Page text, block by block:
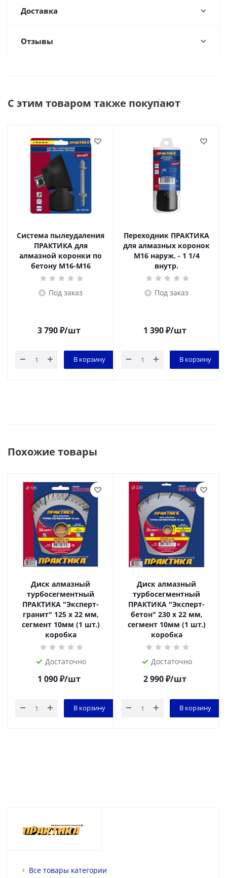
Доставка
Отзывы
С этим товаром также покупают
Система пылеудаления
ПРАКТИКА для
алмазной коронки по
бетону М16-М16
Под заказ
3 790₽/шт
В корзину
Переходник ПРАКТИКА
для алмазных коронок
M16 наруж. - 1 1/4
внутр.
Под заказ
1 390₽/шт
В корзину
Похожие товары
Диск алмазный
турбосегментный
ПРАКТИКА "Эксперт-
гранит" 125 х 22 мм,
сегмент 10мм (1 шт.)
коробка
Достаточно
1 090₽/шт
В корзину
Диск алмазный
турбосегментный
ПРАКТИКА "Эксперт-
бетон" 230 х 22 мм,
сегмент 10мм (1 шт.)
коробка
Достаточно
2 990₽/шт
В корзину
Все товары категории